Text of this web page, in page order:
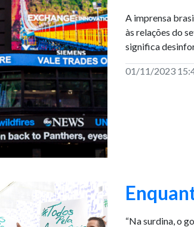
A imprensa
às relações do
significa
01/11/2023
“Na surdina, o